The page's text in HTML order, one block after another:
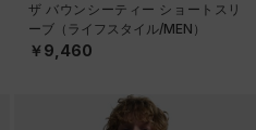
ザ バウンシーティー ショートスリ
ーブ（ライフスタイル/MEN）
￥9,460